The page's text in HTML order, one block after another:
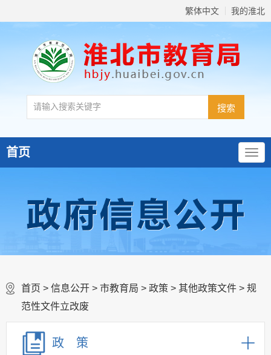
繁体中文 我的淮北
首页
首页 > 信息公开 > 市教育局 > 政策 > 其他政策文件 > 规
范性文件立改废
政 策